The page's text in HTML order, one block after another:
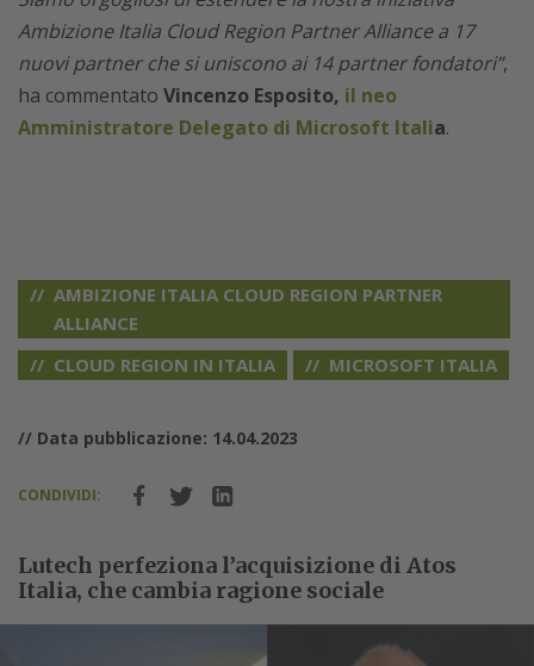
Ambizione Italia Cloud Region Partner Alliance a 17
nuovi partner che si uniscono ai 14 partner fondatori”,
ha commentato Vincenzo Esposito, il neo
Amministratore Delegato di Microsoft Italia.
AMBIZIONE ITALIA CLOUD REGION PARTNER
ALLIANCE
CLOUD REGION IN ITALIA
MICROSOFT ITALIA
// Data pubblicazione: 14.04.2023
CONDIVIDI:
Lutech perfeziona l’acquisizione di Atos
Italia, che cambia ragione sociale